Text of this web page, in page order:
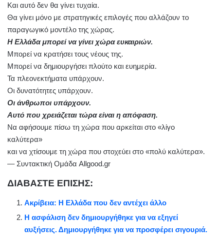
Και αυτό δεν θα γίνει τυχαία.
Θα γίνει μόνο με στρατηγικές επιλογές που αλλάζουν το
παραγωγικό μοντέλο της χώρας.
Η Ελλάδα μπορεί να γίνει χώρα ευκαιριών.
Μπορεί να κρατήσει τους νέους της.
Μπορεί να δημιουργήσει πλούτο και ευημερία.
Τα πλεονεκτήματα υπάρχουν.
Οι δυνατότητες υπάρχουν.
Οι άνθρωποι υπάρχουν.
Αυτό που χρειάζεται τώρα είναι η απόφαση.
Να αφήσουμε πίσω τη χώρα που αρκείται στο «λίγο
καλύτερα»
και να χτίσουμε τη χώρα που στοχεύει στο «πολύ καλύτερα».
— Συντακτική Ομάδα Allgood.gr
ΔΙΑΒΑΣΤΕ ΕΠΙΣΗΣ:
Ακρίβεια: Η Ελλάδα που δεν αντέχει άλλο
Η ασφάλιση δεν δημιουργήθηκε για να εξηγεί
αυξήσεις. Δημιουργήθηκε για να προσφέρει σιγουριά.